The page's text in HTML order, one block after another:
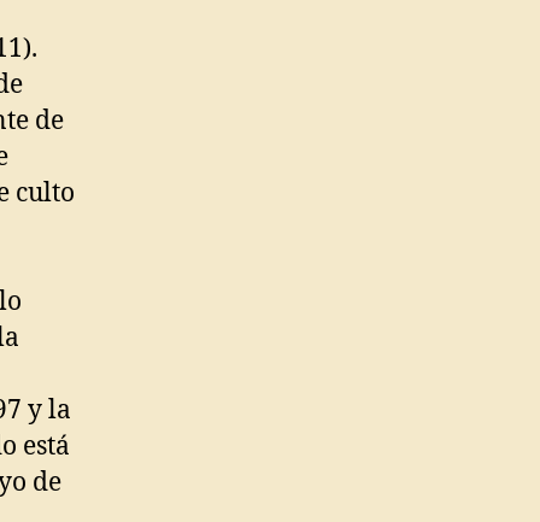
de
culto
y la
está
de